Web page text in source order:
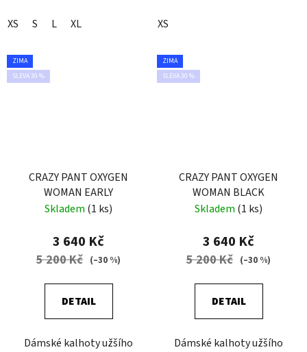
XS S L XL XS
ZIMA
SLEVA 30 %
CRAZY PANT OXYGEN
WOMAN EARLY
Skladem (1 ks)
3 640 Kč
5 200 Kč (–30 %)
DETAIL
Dámské kalhoty užšího
ZIMA
SLEVA 30 %
CRAZY PANT OXYGEN
WOMAN BLACK
Skladem (1 ks)
3 640 Kč
5 200 Kč (–30 %)
DETAIL
Dámské kalhoty užšího